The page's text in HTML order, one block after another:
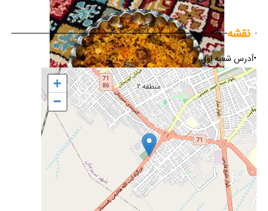
نقشه
•آدرس شعبه اول
+
−
+
−